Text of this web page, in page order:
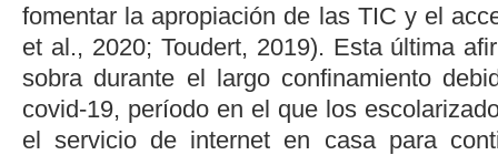
fomentar la apropiación de las TIC y el
et al., 2020; Toudert, 2019). Esta última
sobra durante el largo confinamiento
covid-19, período en el que los
el servicio de internet en casa para